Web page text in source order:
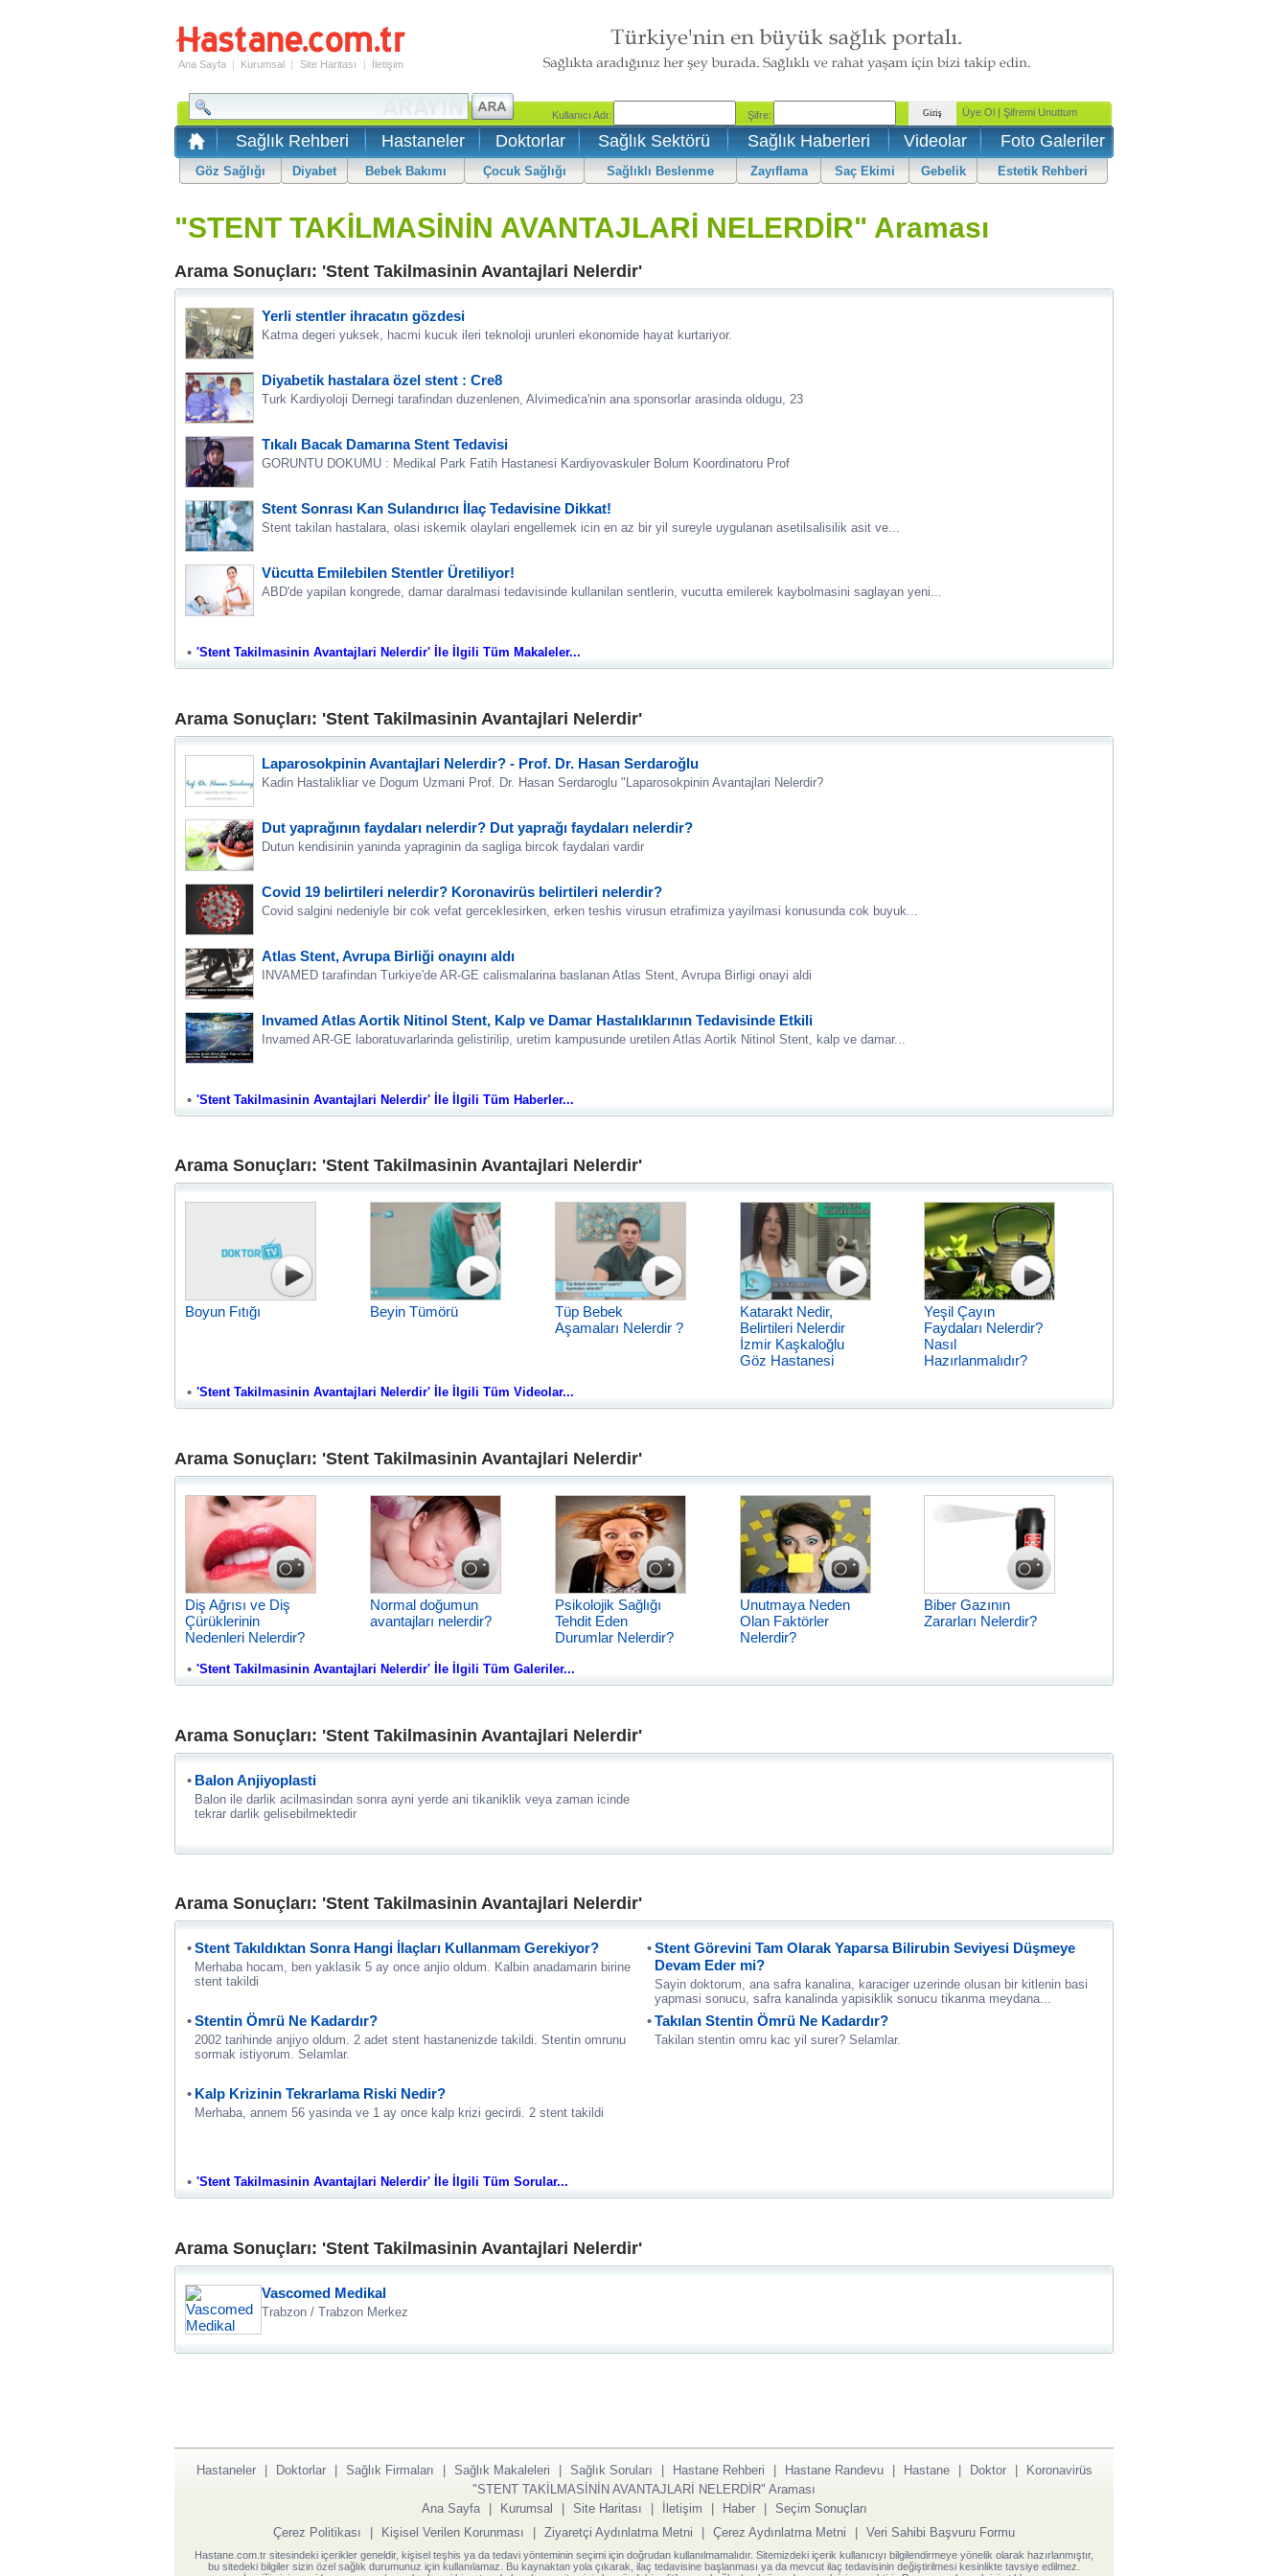
Ana Sayfa | Kurumsal | Site Haritası | İletişim
Sağlık Rehberi Hastaneler Doktorlar Sağlık Sektörü Sağlık Haberleri Videolar Foto Galeriler
Göz Sağlığı Diyabet Bebek Bakımı Çocuk Sağlığı Sağlıklı Beslenme Zayıflama Saç Ekimi Gebelik Estetik Rehberi
"STENT TAKİLMASİNİN AVANTAJLARİ NELERDİR" Araması
Arama Sonuçları: 'Stent Takilmasinin Avantajlari Nelerdir'
Yerli stentler ihracatın gözdesi
Katma degeri yuksek, hacmi kucuk ileri teknoloji urunleri ekonomide hayat kurtariyor.
Diyabetik hastalara özel stent : Cre8
Turk Kardiyoloji Dernegi tarafindan duzenlenen, Alvimedica'nin ana sponsorlar arasinda oldugu, 23
Tıkalı Bacak Damarına Stent Tedavisi
GORUNTU DOKUMU : Medikal Park Fatih Hastanesi Kardiyovaskuler Bolum Koordinatoru Prof
Stent Sonrası Kan Sulandırıcı İlaç Tedavisine Dikkat!
Stent takilan hastalara, olasi iskemik olaylari engellemek icin en az bir yil sureyle uygulanan asetilsalisilik asit ve...
Vücutta Emilebilen Stentler Üretiliyor!
ABD'de yapilan kongrede, damar daralmasi tedavisinde kullanilan sentlerin, vucutta emilerek kaybolmasini saglayan yeni...
'Stent Takilmasinin Avantajlari Nelerdir' İle İlgili Tüm Makaleler...
Arama Sonuçları: 'Stent Takilmasinin Avantajlari Nelerdir'
Laparosokpinin Avantajlari Nelerdir? - Prof. Dr. Hasan Serdaroğlu
Kadin Hastalikliar ve Dogum Uzmani Prof. Dr. Hasan Serdaroglu "Laparosokpinin Avantajlari Nelerdir?
Dut yaprağının faydaları nelerdir? Dut yaprağı faydaları nelerdir?
Dutun kendisinin yaninda yapraginin da sagliga bircok faydalari vardir
Covid 19 belirtileri nelerdir? Koronavirüs belirtileri nelerdir?
Covid salgini nedeniyle bir cok vefat gerceklesirken, erken teshis virusun etrafimiza yayilmasi konusunda cok buyuk...
Atlas Stent, Avrupa Birliği onayını aldı
INVAMED tarafindan Turkiye'de AR-GE calismalarina baslanan Atlas Stent, Avrupa Birligi onayi aldi
Invamed Atlas Aortik Nitinol Stent, Kalp ve Damar Hastalıklarının Tedavisinde Etkili
Invamed AR-GE laboratuvarlarinda gelistirilip, uretim kampusunde uretilen Atlas Aortik Nitinol Stent, kalp ve damar...
'Stent Takilmasinin Avantajlari Nelerdir' İle İlgili Tüm Haberler...
Arama Sonuçları: 'Stent Takilmasinin Avantajlari Nelerdir'
Boyun Fıtığı Beyin Tümörü
Tüp Bebek
Aşamaları Nelerdir ?
Katarakt Nedir,
Belirtileri Nelerdir
İzmir Kaşkaloğlu
Göz Hastanesi
Yeşil Çayın
Faydaları Nelerdir?
Nasıl
Hazırlanmalıdır?
'Stent Takilmasinin Avantajlari Nelerdir' İle İlgili Tüm Videolar...
Arama Sonuçları: 'Stent Takilmasinin Avantajlari Nelerdir'
Diş Ağrısı ve Diş
Çürüklerinin
Nedenleri Nelerdir?
Normal doğumun
avantajları nelerdir?
Psikolojik Sağlığı
Tehdit Eden
Durumlar Nelerdir?
Unutmaya Neden
Olan Faktörler
Nelerdir?
Biber Gazının
Zararları Nelerdir?
'Stent Takilmasinin Avantajlari Nelerdir' İle İlgili Tüm Galeriler...
Arama Sonuçları: 'Stent Takilmasinin Avantajlari Nelerdir'
Balon Anjiyoplasti
Balon ile darlik acilmasindan sonra ayni yerde ani tikaniklik veya zaman icinde
tekrar darlik gelisebilmektedir
Arama Sonuçları: 'Stent Takilmasinin Avantajlari Nelerdir'
Stent Takıldıktan Sonra Hangi İlaçları Kullanmam Gerekiyor?
Merhaba hocam, ben yaklasik 5 ay once anjio oldum. Kalbin anadamarin birine
stent takildi
Stent Görevini Tam Olarak Yaparsa Bilirubin Seviyesi Düşmeye
Devam Eder mi?
Sayin doktorum, ana safra kanalina, karaciger uzerinde olusan bir kitlenin basi
yapmasi sonucu, safra kanalinda yapisiklik sonucu tikanma meydana...
Stentin Ömrü Ne Kadardır?
2002 tarihinde anjiyo oldum. 2 adet stent hastanenizde takildi. Stentin omrunu
sormak istiyorum. Selamlar.
Takılan Stentin Ömrü Ne Kadardır?
Takilan stentin omru kac yil surer? Selamlar.
Kalp Krizinin Tekrarlama Riski Nedir?
Merhaba, annem 56 yasinda ve 1 ay once kalp krizi gecirdi. 2 stent takildi
'Stent Takilmasinin Avantajlari Nelerdir' İle İlgili Tüm Sorular...
Arama Sonuçları: 'Stent Takilmasinin Avantajlari Nelerdir'
Vascomed Medikal
Trabzon / Trabzon Merkez
Hastaneler Doktorlar Sağlık Firmaları Sağlık Makaleleri Sağlık Soruları Hastane Rehberi Hastane Randevu Hastane Doktor
Koronavirüs
"STENT TAKİLMASİNİN AVANTAJLARİ NELERDİR" Araması
Ana Sayfa
Kurumsal Site Haritası İletişim Haber
Seçim Sonuçları
Çerez Politikası
Kişisel Verilen Korunması Ziyaretçi Aydınlatma Metni Çerez Aydınlatma Metni Veri Sahibi Başvuru Formu
Hastane.com.tr sitesindeki içerikler geneldir, kişisel teşhis ya da tedavi yönteminin seçimi için doğrudan kullanılmamalıdır. Sitemizdeki içerik kullanıcıyı bilgilendirmeye yönelik olarak hazırlanmıştır,
bu sitedeki bilgiler sizin özel sağlık durumunuz için kullanılamaz. Bu kaynaktan yola çıkarak, ilaç tedavisine başlanması ya da mevcut ilaç tedavisinin değiştirilmesi kesinlikte tavsiye edilmez.